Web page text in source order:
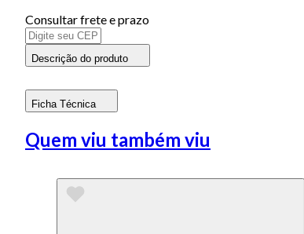
Consultar frete e prazo
Descrição do produto
Ficha Técnica
Quem viu também viu